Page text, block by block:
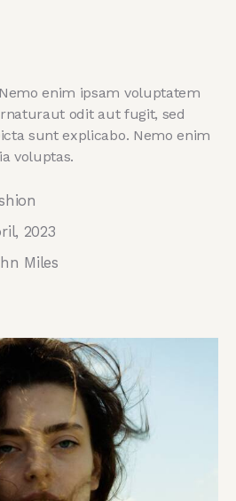
enim ipsam voluptatem
odit aut fugit, sed
sunt explicabo. Nemo enim
voluptas.
2023
Miles